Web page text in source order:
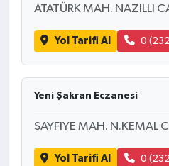
ATATÜRK MAH. NAZILLI
Yol Tarifi Al 0
Yeni Şakran Eczanesi
SAYFIYE MAH. N.KEMAL
Yol Tarifi Al 0